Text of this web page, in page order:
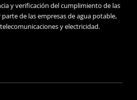
y verificación del cumplimiento de las
de las empresas de agua potable,
y electricidad.